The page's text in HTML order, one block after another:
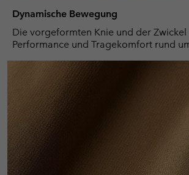
Dynamische Bewegung
Die vorgeformten Knie und der
Performance und Tragekomfort rund